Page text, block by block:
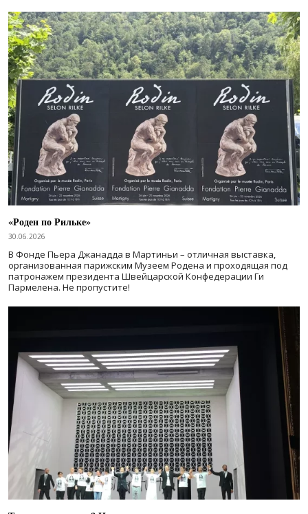
«Роден по Рильке»
30.06.2026
В Фонде Пьера Джанадда в Мартиньи – отличная выставка,
организованная парижским Музеем Родена и проходящая под
патронажем президента Швейцарской Конфедерации Ги
Пармелена. Не пропустите!